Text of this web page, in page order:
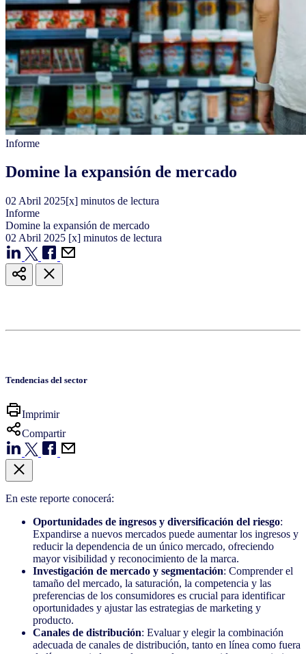
Informe
Domine la expansión de mercado
02 Abril 2025[x] minutos de lectura
Informe
Domine la expansión de mercado
02 Abril 2025 [x] minutos de lectura
Tendencias del sector
Imprimir
Compartir
En este reporte conocerá:
Oportunidades de ingresos y diversificación del riesgo:
Expandirse a nuevos mercados puede aumentar los ingresos y
reducir la dependencia de un único mercado, ofreciendo
mayor visibilidad y reconocimiento de la marca. ​
Investigación de mercado y segmentación: Comprender el
tamaño del mercado, la saturación, la competencia y las
preferencias de los consumidores es crucial para identificar
oportunidades y ajustar las estrategias de marketing y
producto. ​
Canales de distribución: Evaluar y elegir la combinación
adecuada de canales de distribución, tanto en línea como fuera